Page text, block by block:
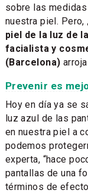
sobre las
nuestra piel. Pero,
piel de la luz de
facialista y
(Barcelona)
Prevenir es
Hoy en día ya se
luz azul de las
en nuestra piel a
podemos
experta, “hace
pantallas de una
términos de